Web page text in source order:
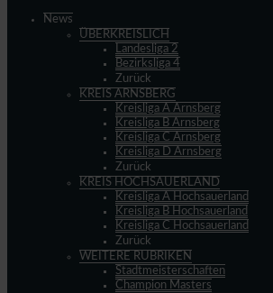
News
ÜBERKREISLICH
Landesliga 2
Bezirksliga 4
Zurück
KREIS ARNSBERG
Kreisliga A Arnsberg
Kreisliga B Arnsberg
Kreisliga C Arnsberg
Kreisliga D Arnsberg
Zurück
KREIS HOCHSAUERLAND
Kreisliga A Hochsauerland
Kreisliga B Hochsauerland
Kreisliga C Hochsauerland
Zurück
WEITERE RUBRIKEN
Stadtmeisterschaften
Champion Masters